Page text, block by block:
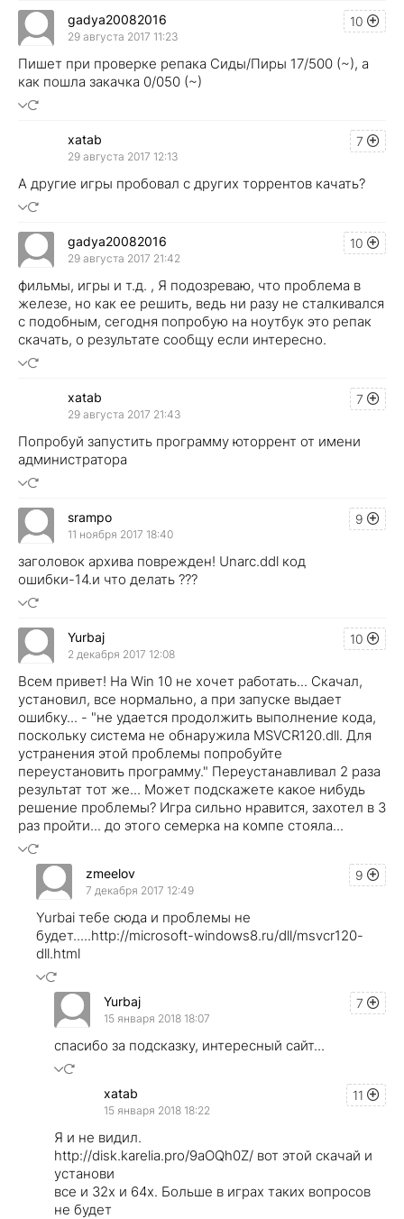
10
gadya20082016
29 августа 2017 11:23
Пишет при проверке репака Сиды/Пиры 17/500 (~), а
как пошла закачка 0/050 (~)
7
xatab
29 августа 2017 12:13
А другие игры пробовал с других торрентов качать?
10
gadya20082016
29 августа 2017 21:42
фильмы, игры и т.д. , Я подозреваю, что проблема в
железе, но как ее решить, ведь ни разу не сталкивался
с подобным, сегодня попробую на ноутбук это репак
скачать, о результате сообщу если интересно.
7
xatab
29 августа 2017 21:43
Попробуй запустить программу юторрент от имени
администратора
9
srampo
11 ноября 2017 18:40
заголовок архива поврежден! Unarc.ddl код
ошибки-14.и что делать ???
10
Yurbaj
2 декабря 2017 12:08
Всем привет! На Win 10 не хочет работать... Скачал,
установил, все нормально, а при запуске выдает
ошибку... - "не удается продолжить выполнение кода,
поскольку система не обнаружила MSVCR120.dll. Для
устранения этой проблемы попробуйте
переустановить программу." Переустанавливал 2 раза
результат тот же... Может подскажете какое нибудь
решение проблемы? Игра сильно нравится, захотел в 3
раз пройти... до этого семерка на компе стояла...
9
zmeelov
7 декабря 2017 12:49
Yurbai тебе сюда и проблемы не
будет.....http://microsoft-windows8.ru/dll/msvcr120-
dll.html
7
Yurbaj
15 января 2018 18:07
спасибо за подсказку, интересный сайт...
11
xatab
15 января 2018 18:22
Я и не видил.
http://disk.karelia.pro/9aOQh0Z/ вот этой скачай и
установи
все и 32х и 64х. Больше в играх таких вопросов
не будет